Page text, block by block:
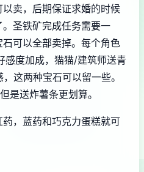
卖，后期保证求婚的时候
圣铁矿完成任务需要一
可以全部卖掉。每个角色
感度加成，猫猫/建筑师送青
这两种宝石可以留一些。
是送炸薯条更划算。
，蓝药和巧克力蛋糕就可